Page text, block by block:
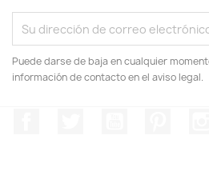
Puede darse de baja en cualquier
información de contacto en el aviso legal.